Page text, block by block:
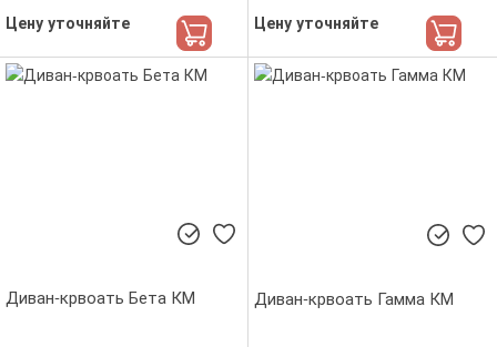
Цену уточняйте Цену уточняйте
Диван-крвоать Бета КМ Диван-крвоать Гамма КМ